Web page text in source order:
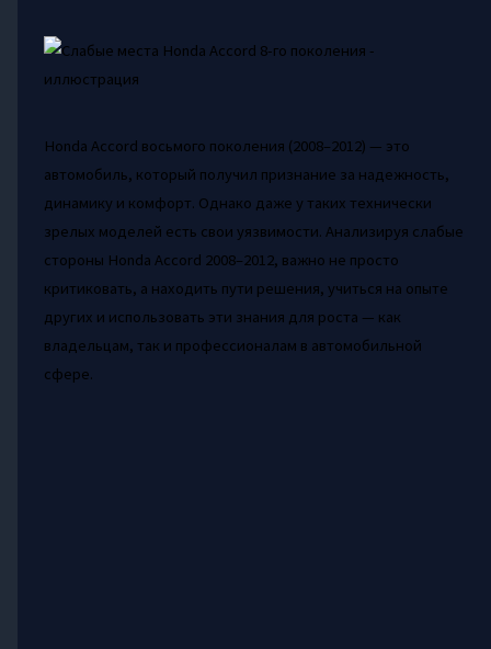
Honda Accord восьмого поколения (2008–2012) — это
автомобиль, который получил признание за надежность,
динамику и комфорт. Однако даже у таких технически
зрелых моделей есть свои уязвимости. Анализируя слабые
стороны Honda Accord 2008–2012, важно не просто
критиковать, а находить пути решения, учиться на опыте
других и использовать эти знания для роста — как
владельцам, так и профессионалам в автомобильной
сфере.